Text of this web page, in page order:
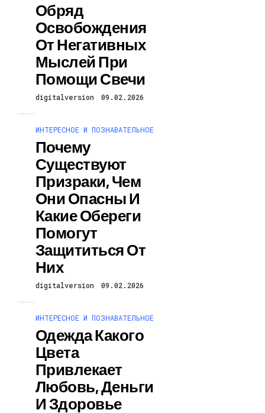
Обряд
Освобождения
От Негативных
Мыслей При
Помощи Свечи
digitalversion 09.02.2026
ИНТЕРЕСНОЕ И ПОЗНАВАТЕЛЬНОЕ
Почему
Существуют
Призраки, Чем
Они Опасны И
Какие Обереги
Помогут
Защититься От
Них
digitalversion 09.02.2026
ИНТЕРЕСНОЕ И ПОЗНАВАТЕЛЬНОЕ
Одежда Какого
Цвета
Привлекает
Любовь, Деньги
И Здоровье